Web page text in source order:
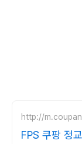
http://
FPS 쿠팡 정